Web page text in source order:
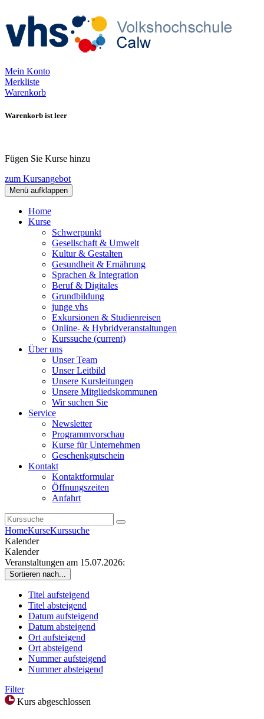
Mein Konto
Merkliste
Warenkorb
Warenkorb ist leer
Fügen Sie Kurse hinzu
zum Kursangebot
Menü aufklappen
Home
Kurse
Schwerpunkt
Gesellschaft & Umwelt
Kultur & Gestalten
Gesundheit & Ernährung
Sprachen & Integration
Beruf & Digitales
Grundbildung
junge vhs
Exkursionen & Studienreisen
Online- & Hybridveranstaltungen
Kurssuche (current)
Über uns
Unser Team
Unser Leitbild
Unsere Kursleitungen
Unsere Mitgliedskommunen
Wir suchen Sie
Service
Newsletter
Programmvorschau
Kurse für Unternehmen
Geschenkgutschein
Kontakt
Kontaktformular
Öffnungszeiten
Anfahrt
HomeKurseKurssuche
Kalender
Kalender
Veranstaltungen am 15.07.2026:
Sortieren nach...
Titel aufsteigend
Titel absteigend
Datum aufsteigend
Datum absteigend
Ort aufsteigend
Ort absteigend
Nummer aufsteigend
Nummer absteigend
Filter
Kurs abgeschlossen